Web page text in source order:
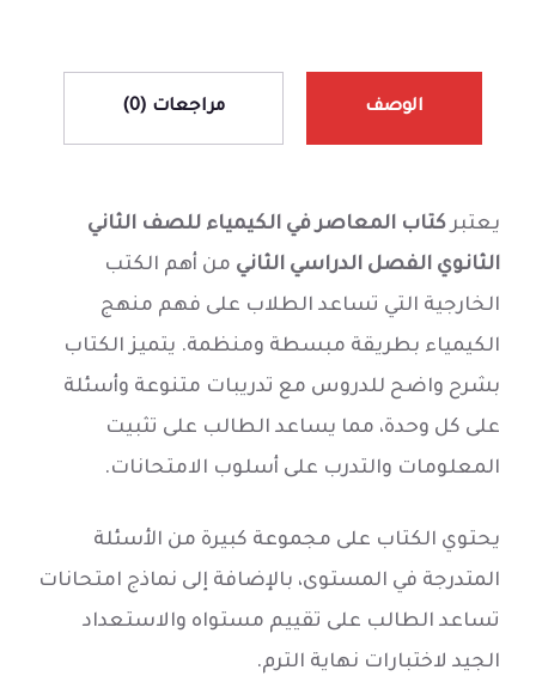
الوصف مراجعات (0)
يعتبركتاب المعاصر في الكيمياء للصف الثاني
الثانوي الفصل الدراسي الثاني من أهم الكتب
الخارجية التي تساعد الطلاب على فهم منهج
الكيمياء بطريقة مبسطة ومنظمة. يتميز الكتاب
بشرح واضح للدروس مع تدريبات متنوعة وأسئلة
على كل وحدة، مما يساعد الطالب على تثبيت
المعلومات والتدرب على أسلوب الامتحانات.
يحتوي الكتاب على مجموعة كبيرة من الأسئلة
المتدرجة في المستوى، بالإضافة إلى نماذج امتحانات
تساعد الطالب على تقييم مستواه والاستعداد
الجيد لاختبارات نهاية الترم.